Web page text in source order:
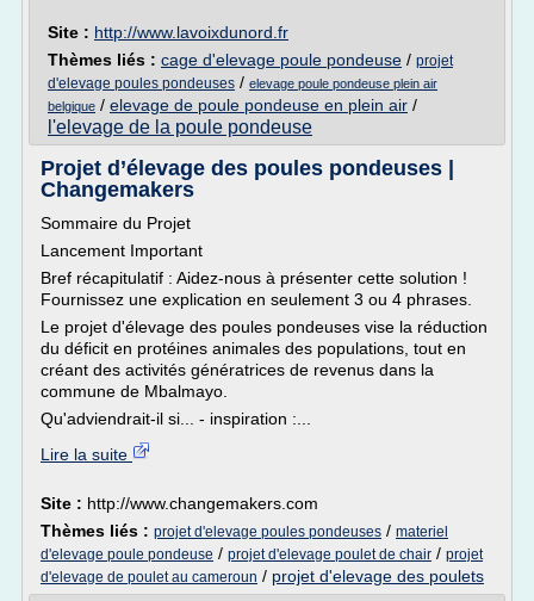
Site : http://www.lavoixdunord.fr
Thèmes liés : cage d'elevage poule pondeuse / projet
d'elevage poules pondeuses / elevage poule pondeuse plein air
belgique / elevage de poule pondeuse en plein air /
l'elevage de la poule pondeuse
Projet d’élevage des poules pondeuses |
Changemakers
Sommaire du Projet
Lancement Important
Bref récapitulatif : Aidez-nous à présenter cette solution !
Fournissez une explication en seulement 3 ou 4 phrases.
Le projet d'élevage des poules pondeuses vise la réduction
du déficit en protéines animales des populations, tout en
créant des activités génératrices de revenus dans la
commune de Mbalmayo.
Qu'adviendrait-il si... - inspiration :...
Lire la suite
Site : http://www.changemakers.com
Thèmes liés : projet d'elevage poules pondeuses / materiel
d'elevage poule pondeuse / projet d'elevage poulet de chair / projet
d'elevage de poulet au cameroun / projet d'elevage des poulets